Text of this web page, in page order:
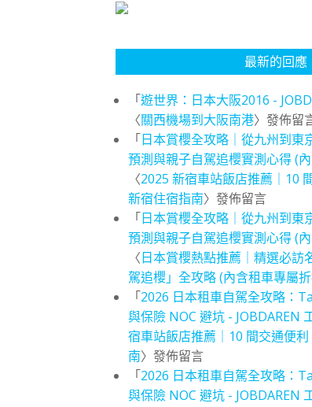
最新的回應
「遊世界：日本大阪2016 -
〈關西機場到大阪南港〉發佈留
「日本賞櫻全攻略｜從九州到東
預測與親子自駕追櫻實測心得 (
〈2025 新宿車站飯店推薦｜10
新宿住宿指南〉發佈留言
「日本賞櫻全攻略｜從九州到東
預測與親子自駕追櫻實測心得 (
〈日本賞櫻熱點推薦｜精選必訪
駕追櫻」全攻略 (內含租車專屬
「2026 日本租車自駕全攻略：
與保險 NOC 避坑 - JOBDAREN
宿車站飯店推薦｜10 間交通便
南〉發佈留言
「2026 日本租車自駕全攻略：
與保險 NOC 避坑 - JOBDAREN